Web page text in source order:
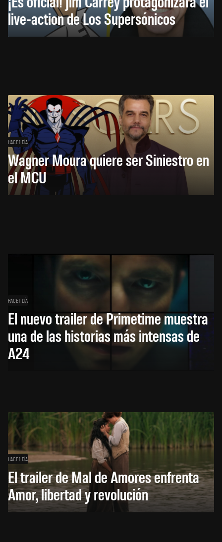
live-action de Los Supersónicos
HACE 1 DÍA
Wagner Moura quiere ser Siniestro en
el MCU
HACE 1 DÍA
El nuevo trailer de Primetime muestra
una de las historias más intensas de
A24
HACE 1 DÍA
El trailer de Mal de Amores enfrenta
Amor, libertad y revolución